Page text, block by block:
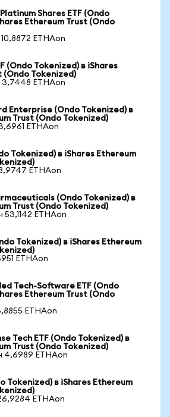
Shares ETF (Ondo
Ethereum Trust (Ondo
ETHAon
(Ondo Tokenized) в iShares
(Ondo Tokenized)
3,7448 ETHAon
Enterprise (Ondo Tokenized) в
Trust (Ondo Tokenized)
ETHAon
Tokenized) в iShares Ethereum
ETHAon
(Ondo Tokenized) в
Trust (Ondo Tokenized)
53,1142 ETHAon
Tokenized) в iShares Ethereum
ETHAon
Tech-Software ETF (Ondo
Ethereum Trust (Ondo
ETHAon
Tech ETF (Ondo Tokenized) в
Trust (Ondo Tokenized)
4,6989 ETHAon
Tokenized) в iShares Ethereum
ETHAon